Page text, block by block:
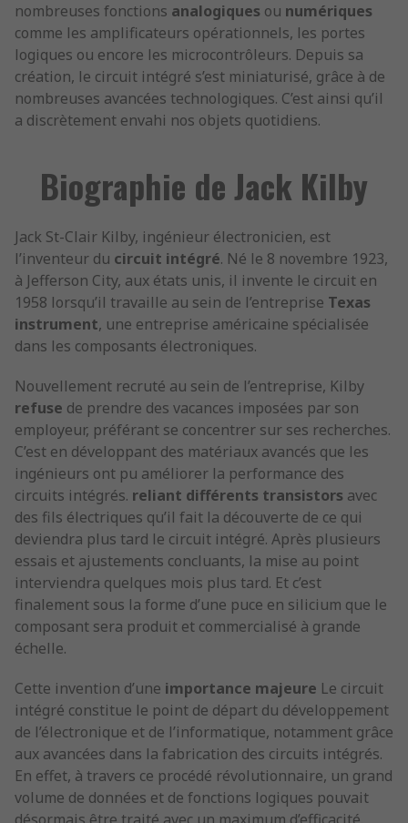
nombreuses fonctions analogiques ou numériques
comme les amplificateurs opérationnels, les portes
logiques ou encore les microcontrôleurs. Depuis sa
création, le circuit intégré s’est miniaturisé, grâce à de
nombreuses avancées technologiques. C’est ainsi qu’il
a discrètement envahi nos objets quotidiens.
Biographie de Jack Kilby
Jack St-Clair Kilby, ingénieur électronicien, est
l’inventeur du circuit intégré. Né le 8 novembre 1923,
à Jefferson City, aux états unis, il invente le circuit en
1958 lorsqu’il travaille au sein de l’entreprise Texas
instrument, une entreprise américaine spécialisée
dans les composants électroniques.
Nouvellement recruté au sein de l’entreprise, Kilby
refuse de prendre des vacances imposées par son
employeur, préférant se concentrer sur ses recherches.
C’est en développant des matériaux avancés que les
ingénieurs ont pu améliorer la performance des
circuits intégrés. reliant différents transistors avec
des fils électriques qu’il fait la découverte de ce qui
deviendra plus tard le circuit intégré. Après plusieurs
essais et ajustements concluants, la mise au point
interviendra quelques mois plus tard. Et c’est
finalement sous la forme d’une puce en silicium que le
composant sera produit et commercialisé à grande
échelle.
Cette invention d’une importance majeure Le circuit
intégré constitue le point de départ du développement
de l’électronique et de l’informatique, notamment grâce
aux avancées dans la fabrication des circuits intégrés.
En effet, à travers ce procédé révolutionnaire, un grand
volume de données et de fonctions logiques pouvait